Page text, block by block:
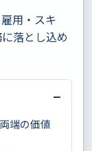
用・スキ
落とし込め
−
端の価値